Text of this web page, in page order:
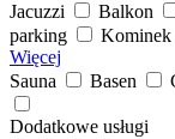
Jacuzzi
Balkon
parking
Kominek
Więcej
Sauna
Basen
Dodatkowe usługi